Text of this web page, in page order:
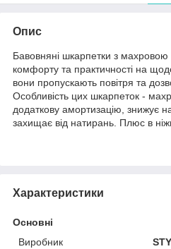
Опис
Бавовняні шкарпетки з
комфорту та практичності на
вони пропускають повітря та
Особливість цих шкарпеток -
додаткову амортизацію, знижує
захищає від натирань. Плюс в
Характеристики
Основні
Виробник